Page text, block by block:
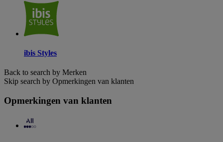
ibis Styles
Back to search by Merken
Skip search by Opmerkingen van klanten
Opmerkingen van klanten